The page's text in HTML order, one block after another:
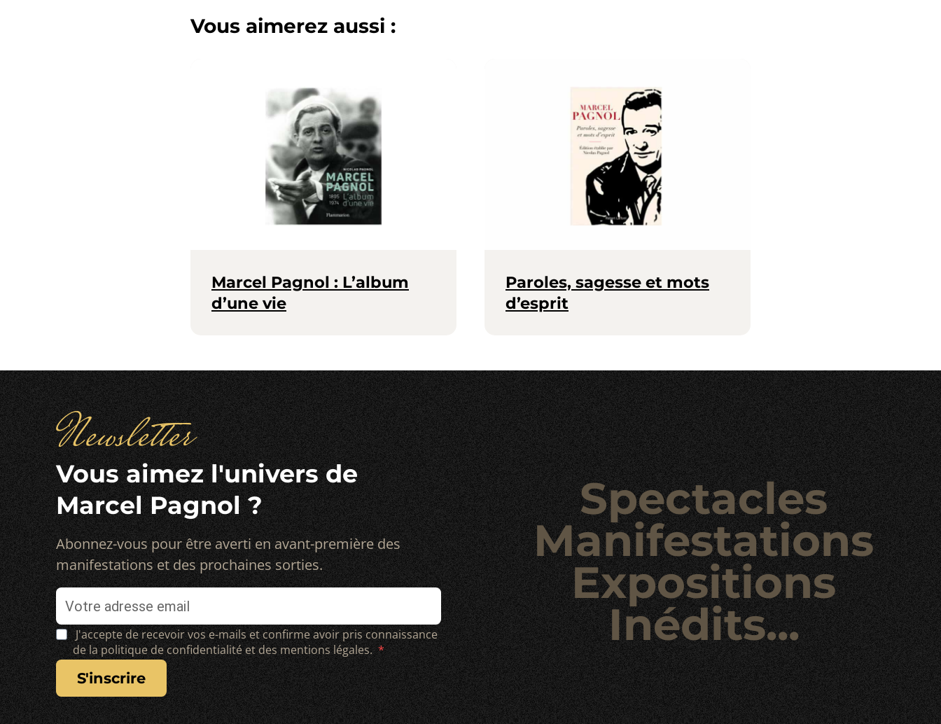
Vous aimerez aussi :
Marcel Pagnol : L’album
d’une vie
Paroles, sagesse et mots
d’esprit
Newsletter
Vous aimez l'univers de
Marcel Pagnol ?
Abonnez-vous pour être averti en avant-première des
manifestations et des prochaines sorties.
J'accepte de recevoir vos e-mails et confirme avoir pris connaissance
de la politique de confidentialité et des mentions légales.
s'inscrire
Spectacles
Manifestations
Expositions
Inédits...